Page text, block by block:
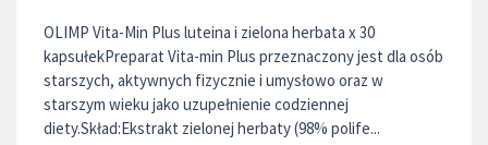
OLIMP Vita-Min Plus luteina i zielona herbata x 30
kapsułekPreparat Vita-min Plus przeznaczony jest dla osób
starszych, aktywnych fizycznie i umysłowo oraz w
starszym wieku jako uzupełnienie codziennej
diety.Skład:Ekstrakt zielonej herbaty (98% polife...